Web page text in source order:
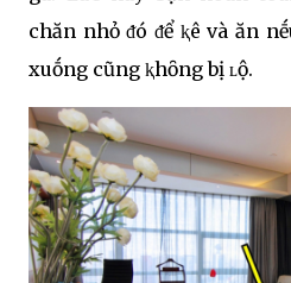
chăn nhỏ ᵭó ᵭể ⱪê và ăn
xuṓng cũng ⱪhȏng bị ʟộ.